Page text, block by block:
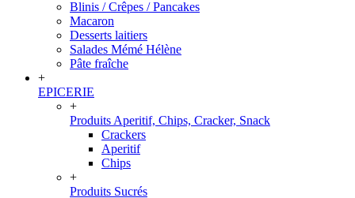
Blinis / Crêpes / Pancakes
Macaron
Desserts laitiers
Salades Mémé Hélène
Pâte fraîche
+
EPICERIE
+
Produits Aperitif, Chips, Cracker, Snack
Crackers
Aperitif
Chips
+
Produits Sucrés